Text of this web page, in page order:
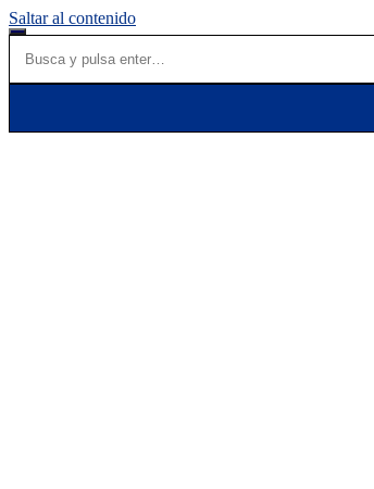
Saltar al contenido